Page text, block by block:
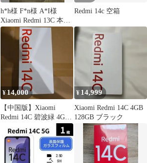
h*h様 F*n様 A*I様
Xiaomi Redmi 13C 本体
256GB
Redmi 14c 空箱
¥14,000
【中国版】Xiaomi
Redmi 14C 碧波緑 4GB
¥ 14,999
Xiaomi Redmi 14C 4GB
128GB ブラック